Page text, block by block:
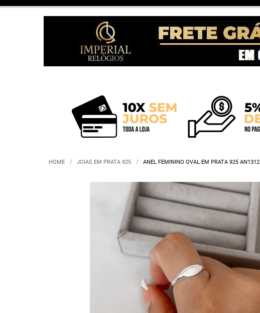
HOME JOIAS EM PRATA 925 ANEL FEMININO OVAL EM PRATA 925 AN1312